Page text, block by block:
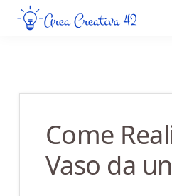
Skip
to
Skip
to
Come
Vaso da